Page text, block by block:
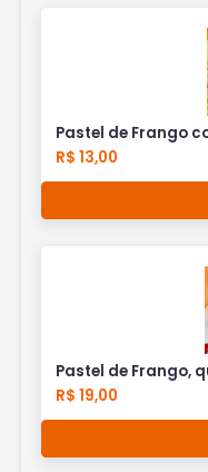
Pastel de Frango
R$ 13,00
Pastel de Frango,
R$ 19,00